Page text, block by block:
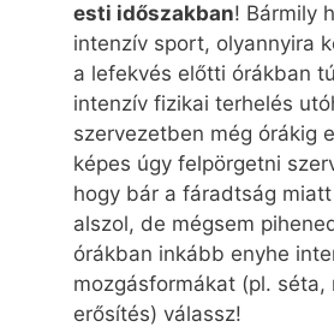
esti időszakban! Bármily
intenzív sport, olyannyira
a lefekvés előtti órákban
intenzív fizikai terhelés
szervezetben még órákig
képes úgy felpörgetni
hogy bár a fáradtság
alszol, de mégsem
órákban inkább enyhe
mozgásformákat (pl. séta,
erősítés) válassz!